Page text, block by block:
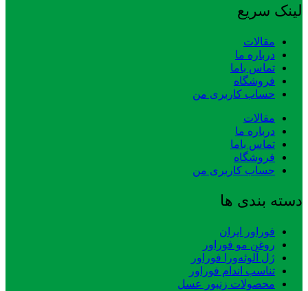
لینک سریع
مقالات
درباره ما
تماس باما
فروشگاه
حساب کاربری من
مقالات
درباره ما
تماس باما
فروشگاه
حساب کاربری من
دسته بندی ها
فوراور ایران
روغن مو فوراور
ژل آلوئه‌ورا فوراور
تناسب اندام فوراور
محصولات زنبور عسل